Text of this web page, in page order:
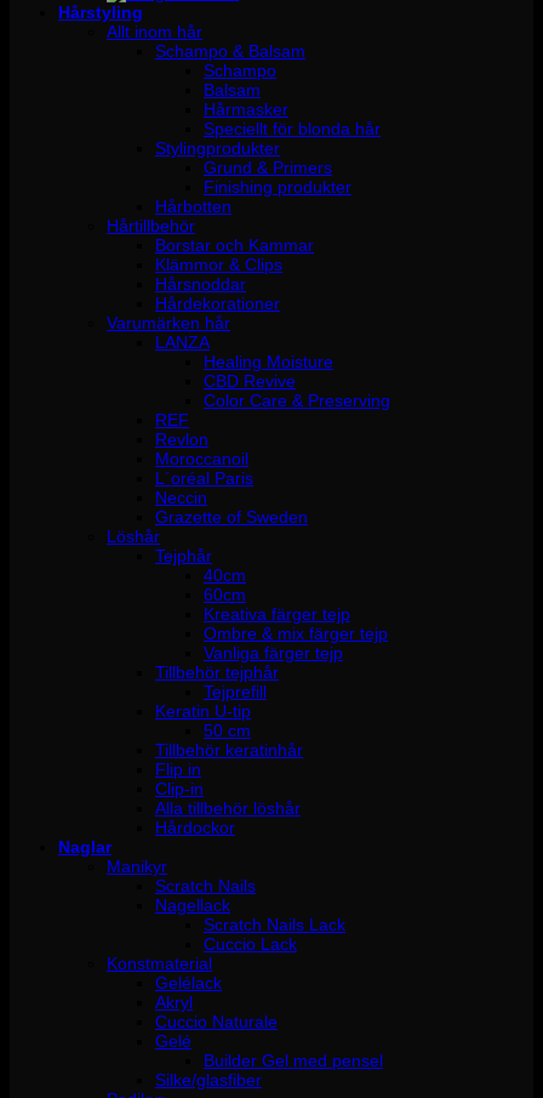
Hårstyling
Allt inom hår
Schampo & Balsam
Schampo
Balsam
Hårmasker
Speciellt för blonda hår
Stylingprodukter
Grund & Primers
Finishing produkter
Hårbotten
Hårtillbehör
Borstar och Kammar
Klämmor & Clips
Hårsnoddar
Hårdekorationer
Varumärken hår
LANZA
Healing Moisture
CBD Revive
Color Care & Preserving
REF
Revlon
Moroccanoil
L´oréal Paris
Neccin
Grazette of Sweden
Löshår
Tejphår
40cm
60cm
Kreativa färger tejp
Ombre & mix färger tejp
Vanliga färger tejp
Tillbehör tejphår
Tejprefill
Keratin U-tip
50 cm
Tillbehör keratinhår
Flip in
Clip-in
Alla tillbehör löshår
Hårdockor
Naglar
Manikyr
Scratch Nails
Nagellack
Scratch Nails Lack
Cuccio Lack
Konstmaterial
Gelélack
Akryl
Cuccio Naturale
Gelé
Builder Gel med pensel
Silke/glasfiber